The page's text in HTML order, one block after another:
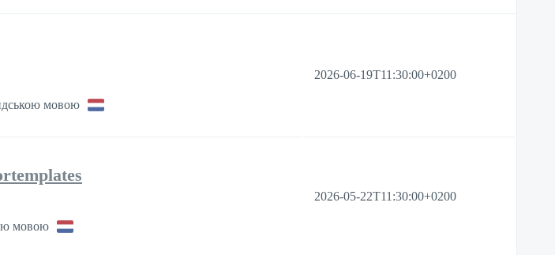
мовою
2026-06-19T11:30:00+0200
мовою
2026-05-22T11:30:00+0200